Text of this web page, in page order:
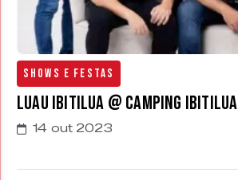
Shows e Festas
Luau Ibitilua @ Camping Ibitilua
14 out 2023